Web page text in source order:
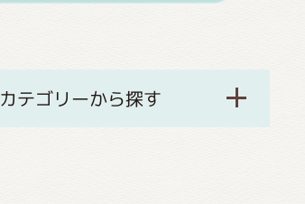
カテゴリーから探す